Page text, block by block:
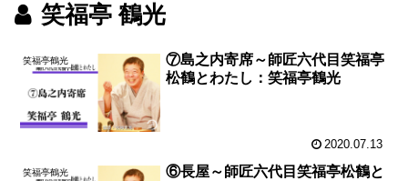
笑福亭 鶴光
笑福亭鶴光
⑦島之内寄席～師匠六代目笑福亭
松鶴とわたし：笑福亭鶴光
2020.07.13
笑福亭鶴光
⑥長屋～師匠六代目笑福亭松鶴と